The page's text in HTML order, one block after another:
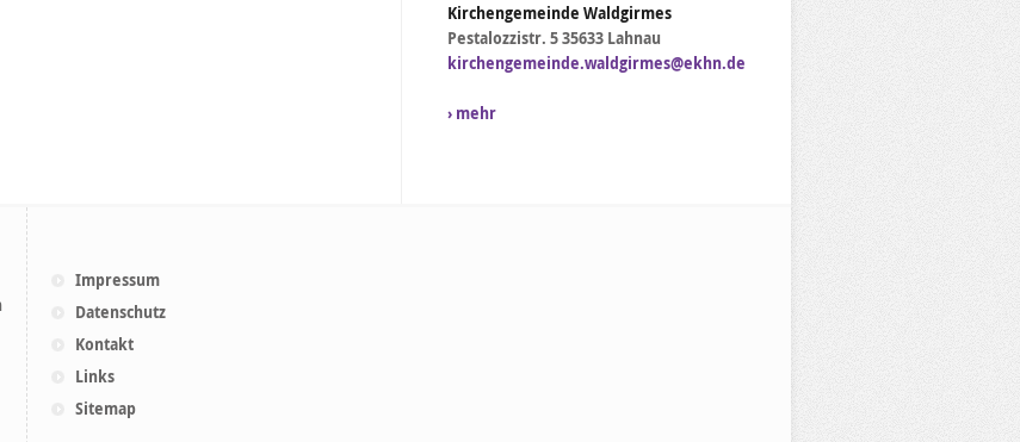
Kirchengemeinde Waldgirmes
Pestalozzistr. 5 35633 Lahnau
kirchengemeinde.waldgirmes@ekhn.de
› mehr
Impressum
Datenschutz
Kontakt
Links
Sitemap